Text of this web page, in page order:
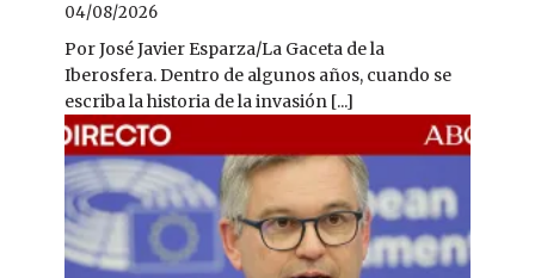
04/08/2026
Por José Javier Esparza/La Gaceta de la
Iberosfera. Dentro de algunos años, cuando se
escriba la historia de la invasión [...]